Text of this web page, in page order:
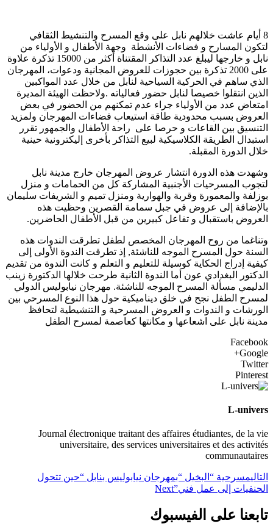
8 أيام عاشت خلالهم نابل على وقع المسرح والتنشيط الثقافي
لتكون المسارح و فضاءات الأنشطة وجهة الأطفال و الأولياء من
نابل و خارجها ليبلغ عدد التذاكر المقتناة أكثر من 15000 تذكرة علاوة
على 2000 تذكرة بين حجوزات للعروض المجانية ودعوات، المهرجان
الذي ساهم في الحركية السياحية لنابل من خلال عدد المواكبين
الذين انتقلوا خصيصا لنابل حضور فعالياته .ولاحظت الهيئة المديرة
امتعاض عدد من الأولياء جراء عدم تمكنهم من الحضور في بعض
العروض بسبب محدودية طاقة استيعاب فضاءات المهرجان ولمزيد
التنسيق بين القاعات و حرصا على راحة الأطفال والجمهور تقرر
استبدال الطريقة الكلاسيكية لبيع التذاكر بأخرى إليكترونية حينية
خلال الدورة المقبلة.
وشهدت هذه الدورة انتشار عروض المهرجان خارج مدينة نابل
لتجوب المسرحيات الأجنبية المشاركة كل من الحمامات و منزل
بوزلفة والمعمورة وقربة والهوارية ومنزل تميم و الشريفات سليمان
بالإضافة إلى عروض في جبل سمامة القصرين وحظيت هذه
العروض باستقبال و تفاعل كبيرين من قبل الأطفال الحاضرين.
وتناغما من روح المهرجان المخصص لطفل تطرقت الندوات هذه
السنة حول المسرح الموجه للناشئة, إذ تطرقت الندوة الأولى إلى
كيفية إدراج الحكاية كوسيلة للتعليم و التعلم و كانت الندوة من تقديم
الدكتور البغدادي عون أما الندوة الثانية طرحت خلالها الدكتورة زينب
الدليمي مسألة المسرح الموجه للناشئة. مهرجان نيابوليس الدولي
لمسرح الطفل نجح في خلق ديناميكية حول هذا النوع المسرحي بين
الورشات و الندوات و العروض المسرحية و التنشيطية لتحافظ
مدينة نابل على اشعاعها و مكانتها كعاصمة لمسرح الطفل
Facebook
Google+
Twitter
Pinterest
L-univers
Journal électronique traitant des affaires étudiantes, de la vie
universitaire, des services universitaires et des activités
communautaires
التاليمسرحية “البخيل “بمهرجان نيابوليس بنابل “حين تتحول
الحنفيات إلى عمل فني”Next
تابعنا على الفيسبوك